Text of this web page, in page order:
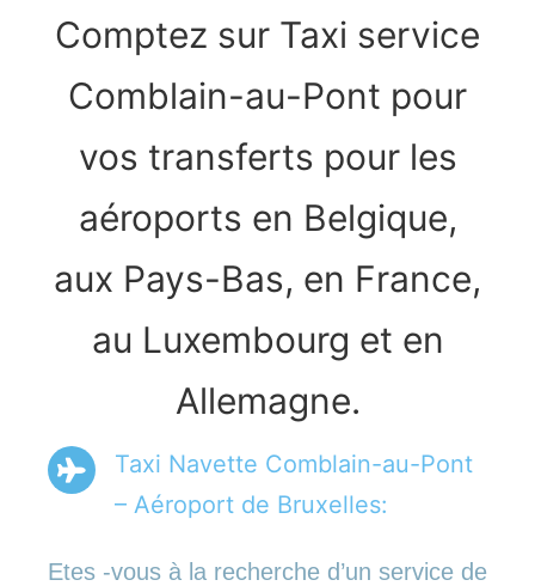
Comptez sur Taxi service
Comblain-au-Pont pour
vos transferts pour les
aéroports en Belgique,
aux Pays-Bas, en France,
au Luxembourg et en
Allemagne.
Taxi Navette Comblain-au-Pont
– Aéroport de Bruxelles:
Etes -vous à la recherche d’un service de